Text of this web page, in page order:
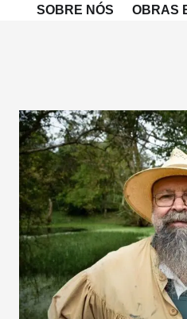
SOBRE NÓS OBRAS